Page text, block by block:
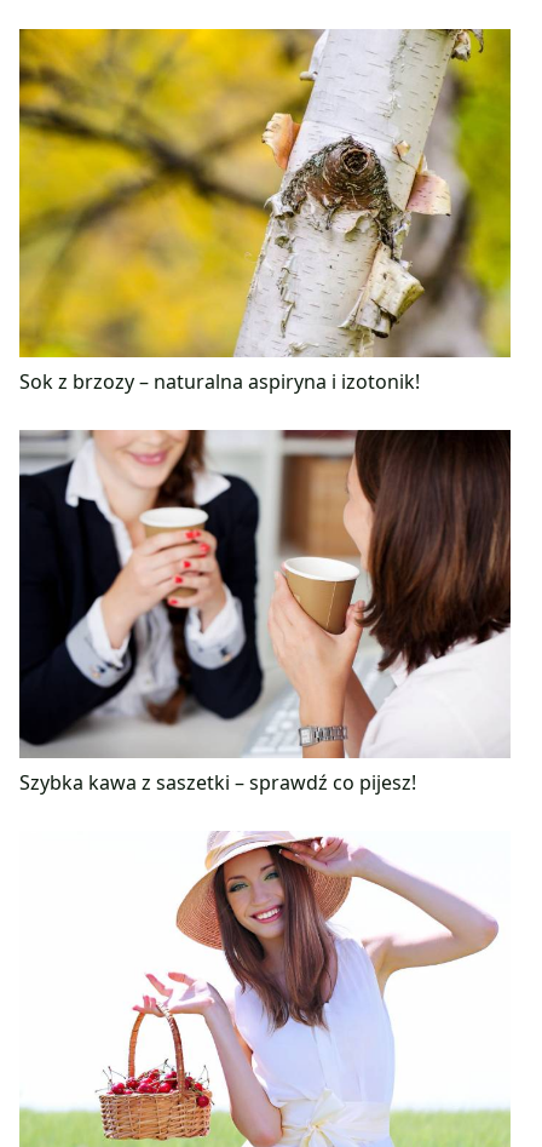
Sok z brzozy – naturalna aspiryna i izotonik!
Szybka kawa z saszetki – sprawdź co pijesz!